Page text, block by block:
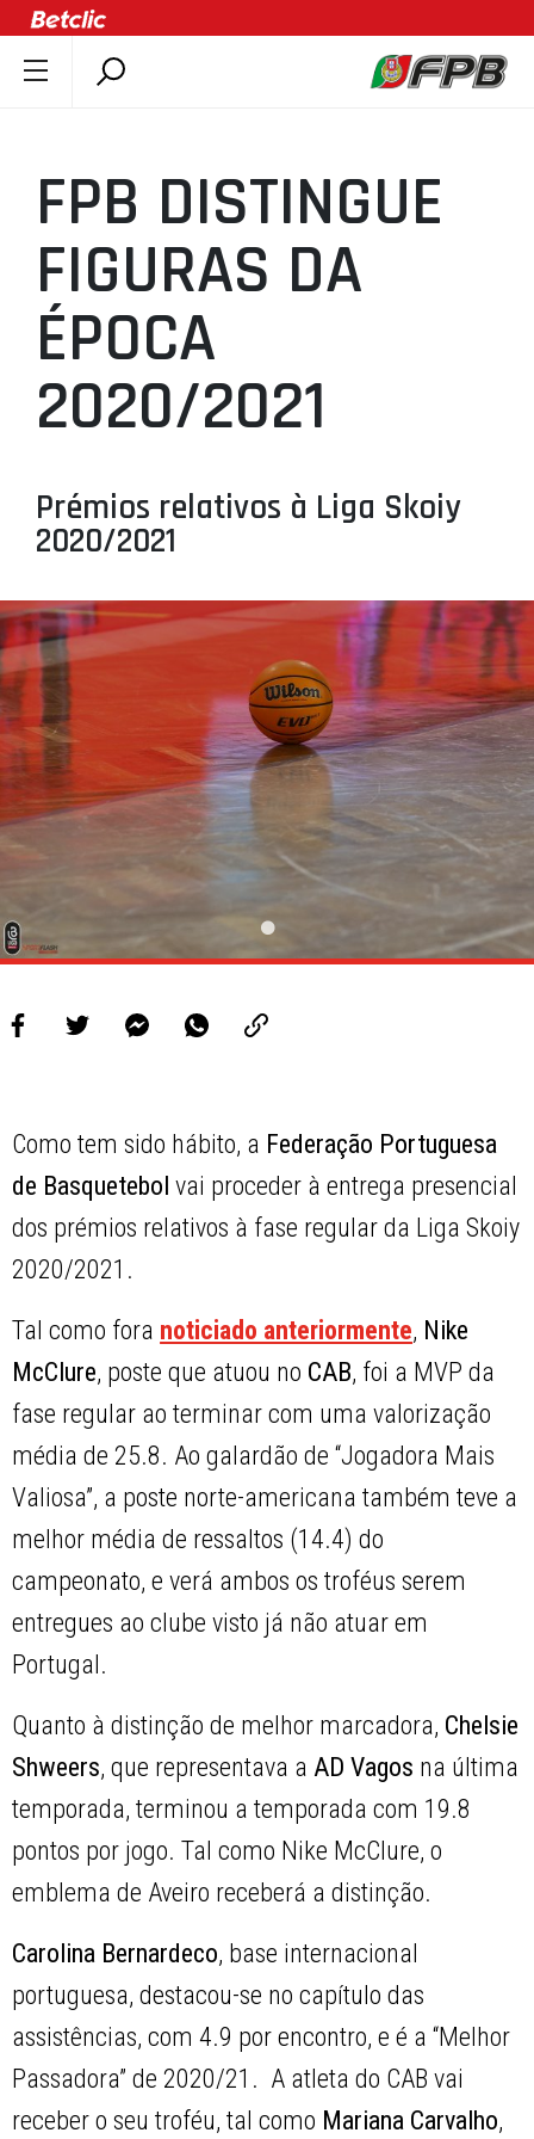
ÚLTIMAS
COMPETIÇÕES
ASSOCIAÇÕES
CLUBES
AGENTES
AGENDA
MINIBASQUETE
ÁREA TÉCNICA
LIGA BETCLIC MASCULINA
LIGA BETCLIC FEMININA
FPB DISTINGUE
FIGURAS DA
ÉPOCA
2020/2021
Prémios relativos à Liga Skoiy
2020/2021
Como tem sido hábito, a Federação Portuguesa
de Basquetebol vai proceder à entrega presencial
dos prémios relativos à fase regular da Liga Skoiy
2020/2021.
Tal como fora noticiado anteriormente, Nike
McClure, poste que atuou no CAB, foi a MVP da
fase regular ao terminar com uma valorização
média de 25.8. Ao galardão de “Jogadora Mais
Valiosa”, a poste norte-americana também teve a
melhor média de ressaltos (14.4) do
campeonato, e verá ambos os troféus serem
entregues ao clube visto já não atuar em
Portugal.
Quanto à distinção de melhor marcadora, Chelsie
Shweers, que representava a AD Vagos na última
temporada, terminou a temporada com 19.8
pontos por jogo. Tal como Nike McClure, o
emblema de Aveiro receberá a distinção.
Carolina Bernardeco, base internacional
portuguesa, destacou-se no capítulo das
assistências, com 4.9 por encontro, e é a “Melhor
Passadora” de 2020/21. A atleta do CAB vai
receber o seu troféu, tal como Mariana Carvalho,